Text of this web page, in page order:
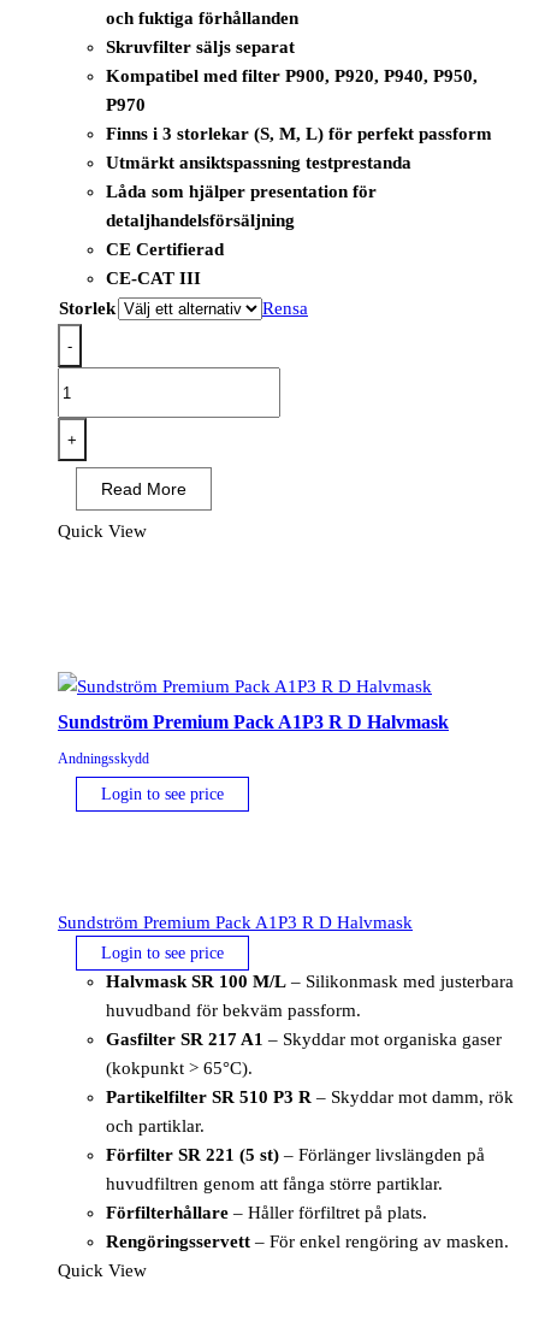
och fuktiga förhållanden
Skruvfilter säljs separat
Kompatibel med filter P900, P920, P940, P950,
P970
Finns i 3 storlekar (S, M, L) för perfekt passform
Utmärkt ansiktspassning testprestanda
Låda som hjälper presentation för
detaljhandelsförsäljning
CE Certifierad
CE-CAT III
Storlek
Rensa
-
Auckland
Halv
Blå
+
Read More
Quick View
Sundström Premium Pack A1P3 R D Halvmask
Andningsskydd
Login to see price
Sundström Premium Pack A1P3 R D Halvmask
Login to see price
Halvmask SR 100 M/L – Silikonmask med justerbara
huvudband för bekväm passform.
Gasfilter SR 217 A1 – Skyddar mot organiska gaser
(kokpunkt > 65°C).
Partikelfilter SR 510 P3 R – Skyddar mot damm, rök
och partiklar.
Förfilter SR 221 (5 st) – Förlänger livslängden på
huvudfiltren genom att fånga större partiklar.
Förfilterhållare – Håller förfiltret på plats.
Rengöringsservett – För enkel rengöring av masken.
Quick View